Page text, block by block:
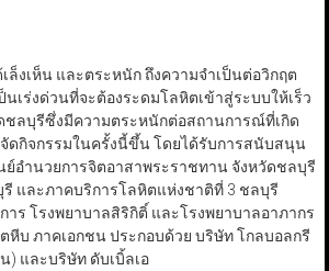
ล็งเห็น และตระหนัก ถึงความจำเป็นต่อวิกฤต
เร่งด่วนที่จะต้องระดมโลหิตเข้าสู่ระบบให้เร็ว
ชลบุรีซึ่งมีความตระหนักต่อสถานการณ์ที่เกิด
ดกิจกรรมในครั้งนี้ขึ้น โดยได้รับการสนับสนุน
อำนวยการจิตอาสาพระราชทาน จังหวัดชลบุรี
และภาคบริการโลหิตแห่งชาติที่ 3 ชลบุรี
าร โรงพยาบาลสิริกิติ์ และโรงพยาบาลอาภากร
หีบ ภาคเอกชน ประกอบด้วย บริษัท โกลบอลกรี
) และบริษัท ดับเบิ้ลเอ